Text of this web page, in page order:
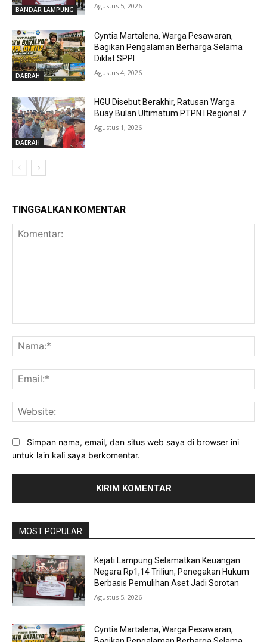
BANDAR LAMPUNG Agustus 5, 2026
DAERAH
Cyntia Martalena, Warga Pesawaran,
Bagikan Pengalaman Berharga Selama
Diklat SPPI
Agustus 4, 2026
DAERAH
HGU Disebut Berakhir, Ratusan Warga
Buay Bulan Ultimatum PTPN I Regional 7
Agustus 1, 2026
TINGGALKAN KOMENTAR
Simpan nama, email, dan situs web saya di browser ini
untuk lain kali saya berkomentar.
MOST POPULAR
Kejati Lampung Selamatkan Keuangan
Negara Rp1,14 Triliun, Penegakan Hukum
Berbasis Pemulihan Aset Jadi Sorotan
Agustus 5, 2026
Cyntia Martalena, Warga Pesawaran,